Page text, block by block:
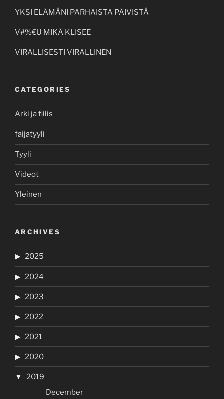
YKSI ELÄMÄNI PARHAISTA PÄIVISTÄ
V#%€U MIKÄ KLISEE
VIRALLISESTI VIRALLINEN
CATEGORIES
Arki ja fiilis
faijatyyli
Tyyli
Videot
Yleinen
ARCHIVES
2025
2024
2023
2022
2021
2020
2019
December